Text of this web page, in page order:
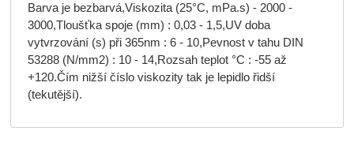
Barva je bezbarvá,Viskozita (25°C, mPa.s) - 2000 -
3000,Tloušťka spoje (mm) : 0,03 - 1,5,UV doba
vytvrzování (s) při 365nm : 6 - 10,Pevnost v tahu DIN
53288 (N/mm2) : 10 - 14,Rozsah teplot °C : -55 až
+120.Čím nižší číslo viskozity tak je lepidlo řidší
(tekutější).